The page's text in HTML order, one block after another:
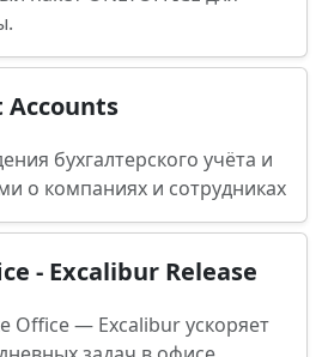
бухгалтерского учёта и
о компаниях и сотрудниках
- Excalibur Release
Office — Excalibur ускоряет